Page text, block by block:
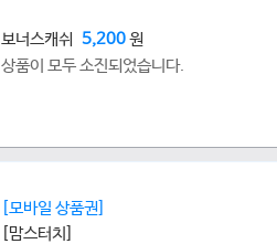
보너스캐쉬 5,200원
상품이 모두 소진되었습니다.
[모바일 상품권]
[맘스터치]